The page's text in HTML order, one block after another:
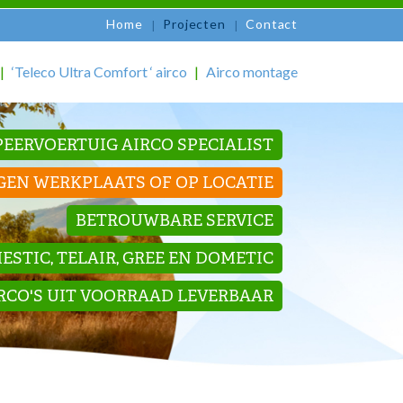
Home Projecten Contact
‘Teleco Ultra Comfort ‘ airco Airco montage
AIRCO SPECIALIST
WERKPLAATS OF OP LOCATIE
BETROUWBARE SERVICE
TELAIR, GREE EN DOMETIC
UIT VOORRAAD LEVERBAAR